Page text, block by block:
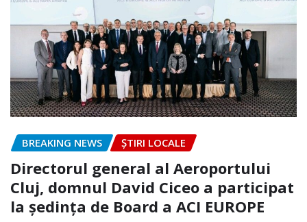
BREAKING NEWS ȘTIRI LOCALE
Directorul general al Aeroportului
Cluj, domnul David Ciceo a participat
la ședința de Board a ACI EUROPE